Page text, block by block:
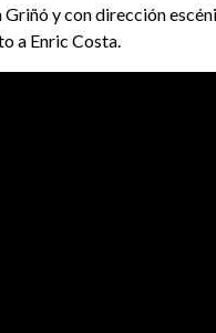
y con dirección
a Enric Costa.